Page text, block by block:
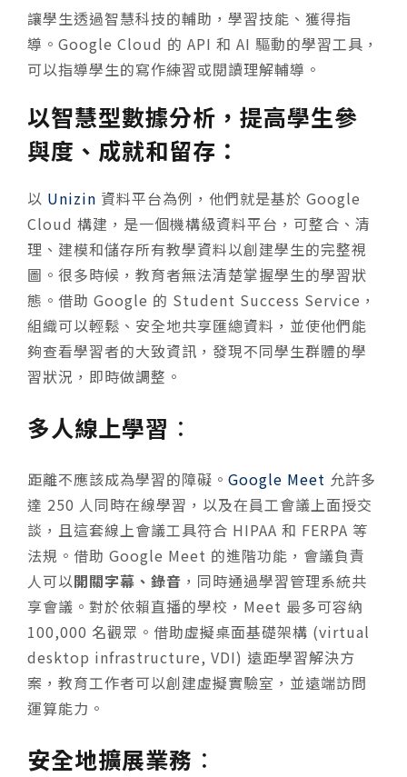
讓學生透過智慧科技的輔助，學習技能、獲得指
導。Google Cloud 的 API 和 AI 驅動的學習工具，
可以指導學生的寫作練習或閱讀理解輔導。
以智慧型數據分析，提高學生參
與度、成就和留存：
以 Unizin 資料平台為例，他們就是基於 Google
Cloud 構建，是一個機構級資料平台，可整合、清
理、建模和儲存所有教學資料以創建學生的完整視
圖。很多時候，教育者無法清楚掌握學生的學習狀
態。借助 Google 的 Student Success Service，
組織可以輕鬆、安全地共享匯總資料，並使他們能
夠查看學習者的大致資訊，發現不同學生群體的學
習狀況，即時做調整。
多人線上學習 ：
距離不應該成為學習的障礙。 Google Meet 允許多
達 250 人同時在線學習，以及在員工會議上面授交
談，且這套線上會議工具符合 HIPAA 和 FERPA 等
法規。借助 Google Meet 的進階功能，會議負責
人可以開關字幕、錄音 ，同時通過學習管理系統共
享會議。對於依賴直播的學校，Meet 最多可容納
100,000 名觀眾。借助虛擬桌面基礎架構 (virtual
desktop infrastructure, VDI) 遠距學習解決方
案，教育工作者可以創建虛擬實驗室，並遠端訪問
運算能力。
安全地擴展業務 ：